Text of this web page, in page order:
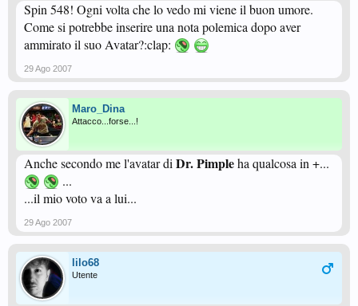
Spin 548! Ogni volta che lo vedo mi viene il buon umore.
Come si potrebbe inserire una nota polemica dopo aver
ammirato il suo Avatar?:clap:
29 Ago 2007
Maro_Dina
Attacco...forse...!
Anche secondo me l'avatar di Dr. Pimpleha qualcosa in +...
...
...il mio voto va a lui...
29 Ago 2007
lilo68
Utente